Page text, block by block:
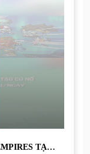
OUT TRÌNH MỌI ĐỐI THỦ, PLANT EMPIRES TẠO CÚ NỔ CỰC MẠNH KHI CÁN MỐC 40.000 LƯỢT TẢI/NGÀY #theanh28news #tiktoknews #onhaxemtin #theanh28 #plantempires